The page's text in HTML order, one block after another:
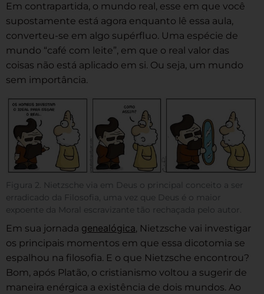
Em contrapartida, o mundo real, esse em que você
supostamente está agora enquanto lê essa aula,
converteu-se em algo supérfluo. Uma espécie de
mundo “café com leite”, em que o real valor das
coisas não está aplicado em si. Ou seja, um mundo
sem importância.
Figura 2. Nietzsche via em Deus o principal conceito a ser
erradicado da Filosofia, uma vez que Deus é o maior
expoente da Moral escravizante tão rechaçada pelo autor.
Em sua jornada genealógica, Nietzsche vai investigar
os principais momentos em que essa dicotomia se
espalhou na filosofia. E o que Nietzsche encontrou?
Bom, após Platão, o cristianismo voltou a sugerir de
maneira enérgica a existência de dois mundos. Ao